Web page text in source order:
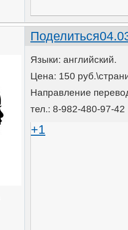
Поделиться
Языки: английский.
Цена: 150
Направление
тел.: 8-982-480-97-42
+1